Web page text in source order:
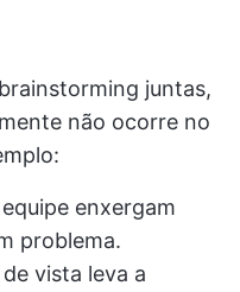
juntas,
não ocorre no
enxergam
problema.
vista leva a